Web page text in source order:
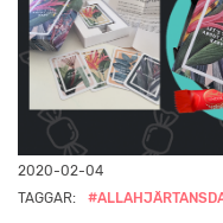
2020-02-04
TAGGAR: